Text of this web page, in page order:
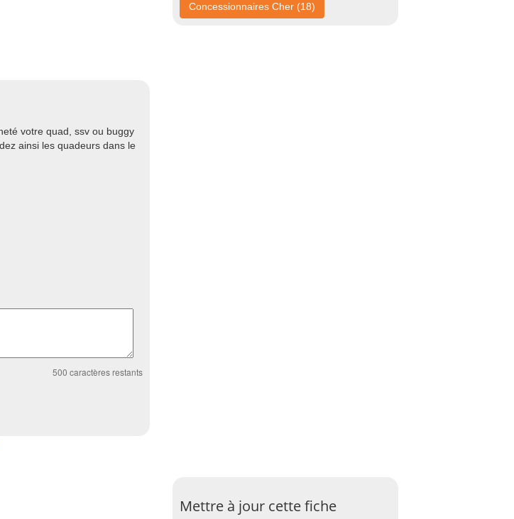
votre quad, ssv ou buggy
ainsi les quadeurs dans le
500 caractères restants
Concessionnaires Cher (18)
Mettre à jour cette fiche